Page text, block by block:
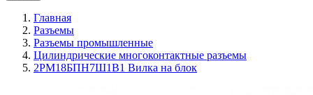
Главная
Разъемы
Разъемы промышленные
Цилиндрические многоконтактные разъемы
2РМ18БПН7Ш1В1 Вилка на блок